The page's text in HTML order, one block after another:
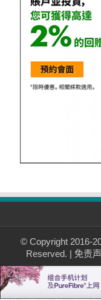
© Copyright 2016-
Reserved. | 免责